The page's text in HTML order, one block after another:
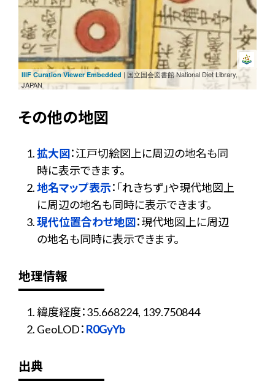
IIIF Curation Viewer Embedded | 国立国会図書館 National Diet Library,
JAPAN
その他の地図
拡大図：江戸切絵図上に周辺の地名も同
時に表示できます。
地名マップ表示：「れきちず」や現代地図上
に周辺の地名も同時に表示できます。
現代位置合わせ地図：現代地図上に周辺
の地名も同時に表示できます。
地理情報
緯度経度：35.668224, 139.750844
GeoLOD： R0GyYb
出典